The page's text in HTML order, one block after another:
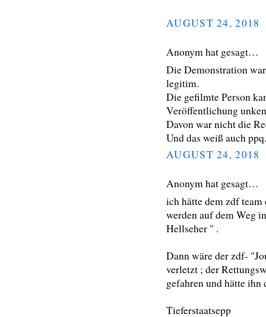
AUGUST 24, 2018
Anonym hat gesagt…
Die Demonstration
legitim.
Die gefilmte Person
Veröffentlichung
Davon war nicht die
Und das weiß auch ppq.
AUGUST 24, 2018
Anonym hat gesagt…
ich hätte dem zdf
werden auf dem Weg
Hellseher " .
Dann wäre der zdf-
verletzt ; der
gefahren und hätte ihn
Tieferstaatsepp